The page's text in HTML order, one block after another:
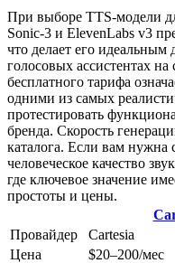
При выборе TTS-модели
Sonic-3 и ElevenLabs v3
что делает его
голосовых ассистентах
бесплатного тарифа
одними из самых
протестировать
бренда. Скорость
каталога. Если вам нужна
человеческое качество
где ключевое значение
простоты и цены.
Провайдер
Cartesia
Цена
$20–200/мес